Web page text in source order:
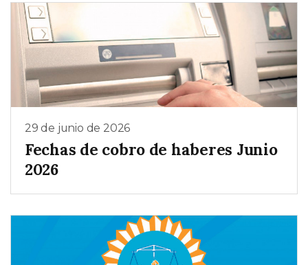
29 de junio de 2026
Fechas de cobro de haberes Junio
2026